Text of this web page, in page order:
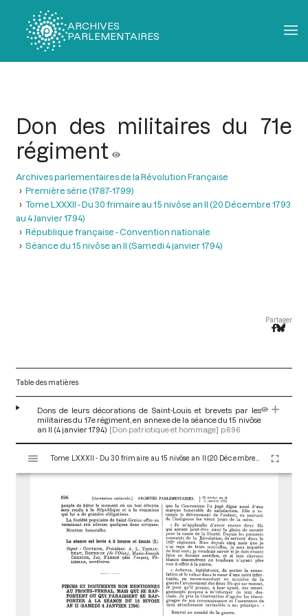
ARCHIVES
PARLEMENTAIRES
Don des militaires du 71e
régiment
Archives parlementaires de la Révolution Française
Première série (1787-1799)
Tome LXXXII - Du 30 frimaire au 15 nivôse an II (20 Décembre 1793
au 4 Janvier 1794)
République française - Convention nationale
Séance du 15 nivôse an II (Samedi 4 janvier 1794)
Partager
Table des matières
Dons de leurs décorations de Saint-Louis et brevets par les
militaires du 17e régiment, en annexe de la séance du 15 nivôse
an II (4 janvier 1794) [Don patriotique et hommage] p.696
s